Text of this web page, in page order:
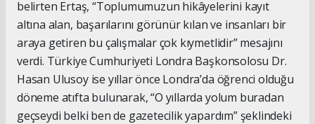
belirten Ertaş, “Toplumumuzun hikâyelerini kayıt
altına alan, başarılarını görünür kılan ve insanları bir
araya getiren bu çalışmalar çok kıymetlidir” mesajını
verdi. Türkiye Cumhuriyeti Londra Başkonsolosu Dr.
Hasan Ulusoy ise yıllar önce Londra’da öğrenci olduğu
döneme atıfta bulunarak, “O yıllarda yolum buradan
geçseydi belki ben de gazetecilik yapardım” şeklindeki